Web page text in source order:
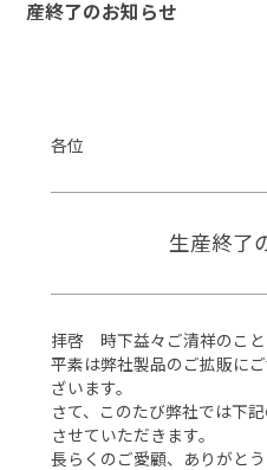
産終了のお知らせ
各位
生産終了
拝啓 時下益々ご清祥のこと
平素は弊社製品のご拡販に
ざいます。
さて、このたび弊社では下
させていただきます。
長らくのご愛顧、ありがとう